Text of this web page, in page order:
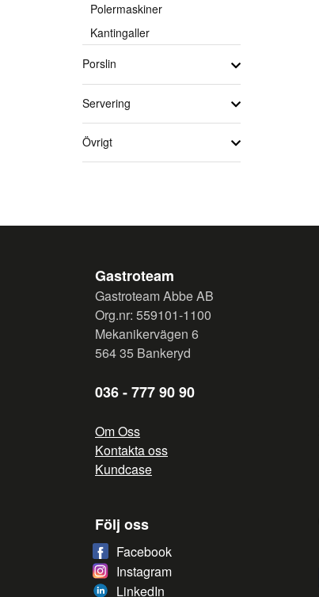
Polermaskiner
Kantingaller
Porslin
Servering
Övrigt
Gastroteam
Gastroteam Abbe AB
Org.nr: 559101-1100
Mekanikervägen 6
564 35 Bankeryd
036 - 777 90 90
Om Oss
Kontakta oss
Kundcase
Följ oss
Facebook
Instagram
LinkedIn